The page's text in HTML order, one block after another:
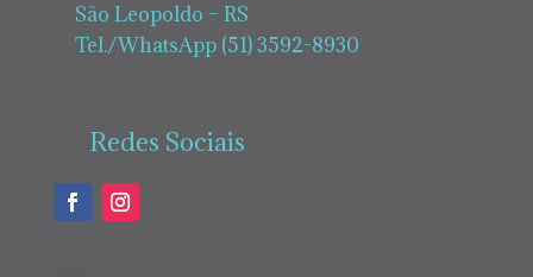
São Leopoldo – RS
Tel./WhatsApp (51) 3592-8930
Redes Sociais